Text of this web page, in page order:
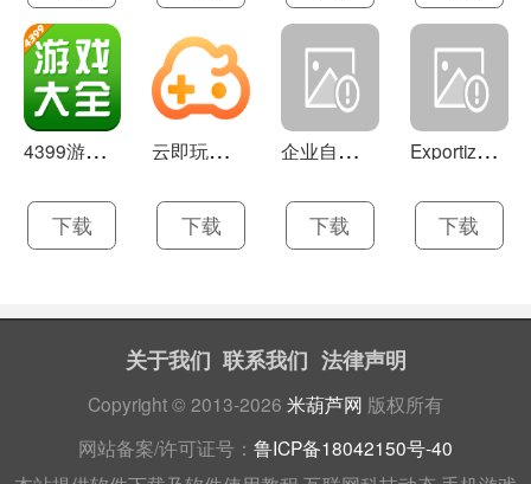
4
399游戏盒 官方下载 7.9.1
下载
云
即玩游戏盒 1.0.5.4
下载
企
业自助建站系统 9.0
下载
E
xportizer 9.0.8
下载
关于我们 联系我们 法律声明
Copyright © 2013-2026 米葫芦网 版权所有
网站备案/许可证号： 鲁ICP备18042150号-40